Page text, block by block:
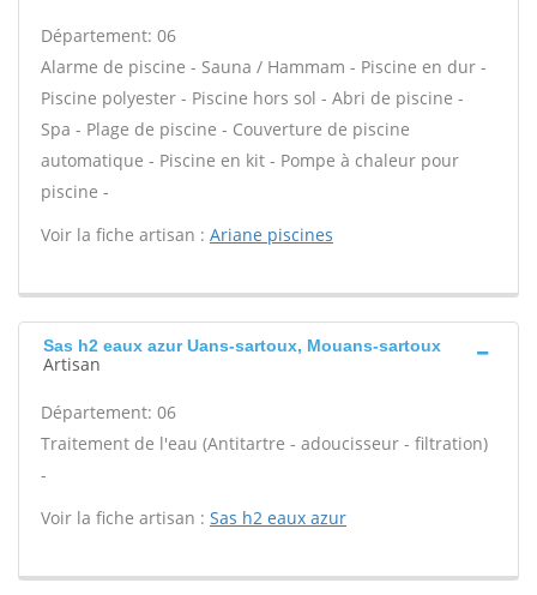
Département: 06
Alarme de piscine - Sauna / Hammam - Piscine en dur -
Piscine polyester - Piscine hors sol - Abri de piscine -
Spa - Plage de piscine - Couverture de piscine
automatique - Piscine en kit - Pompe à chaleur pour
piscine -
Voir la fiche artisan : Ariane piscines
Sas h2 eaux azur Uans-sartoux, Mouans-sartoux
Artisan
Département: 06
Traitement de l'eau (Antitartre - adoucisseur - filtration)
-
Voir la fiche artisan : Sas h2 eaux azur